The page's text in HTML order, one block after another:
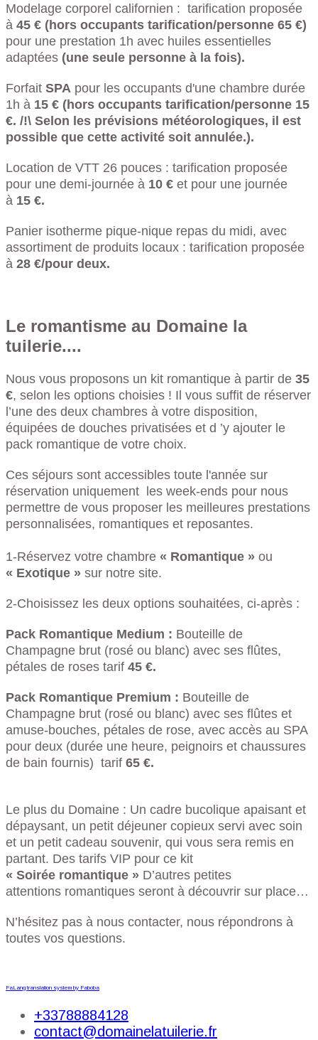
Modelage corporel californien : tarification proposée
à 45 € (hors occupants tarification/personne 65 €)
pour une prestation 1h avec huiles essentielles
adaptées (une seule personne à la fois).
Forfait SPA pour les occupants d'une chambre durée
1h à 15 € (hors occupants tarification/personne 15
€. /!\ Selon les prévisions météorologiques, il est
possible que cette activité soit annulée.).
Location de VTT 26 pouces : tarification proposée
pour une demi-journée à 10 € et pour une journée
à 15 €.
Panier isotherme pique-nique repas du midi, avec
assortiment de produits locaux : tarification proposée
à 28 €/pour deux.
Le romantisme au Domaine la
tuilerie....
Nous vous proposons un kit romantique à partir de 35
€, selon les options choisies ! Il vous suffit de réserver
l’une des deux chambres à votre disposition,
équipées de douches privatisées et d ’y ajouter le
pack romantique de votre choix.
Ces séjours sont accessibles toute l'année sur
réservation uniquement les week-ends pour nous
permettre de vous proposer les meilleures prestations
personnalisées, romantiques et reposantes.
1-Réservez votre chambre « Romantique » ou
« Exotique » sur notre site.
2-Choisissez les deux options souhaitées, ci-après :
Pack Romantique Medium : Bouteille de
Champagne brut (rosé ou blanc) avec ses flûtes,
pétales de roses tarif 45 €.
Pack Romantique Premium : Bouteille de
Champagne brut (rosé ou blanc) avec ses flûtes et
amuse-bouches, pétales de rose, avec accès au SPA
pour deux (durée une heure, peignoirs et chaussures
de bain fournis) tarif 65 €.
Le plus du Domaine : Un cadre bucolique apaisant et
dépaysant, un petit déjeuner copieux servi avec soin
et un petit cadeau souvenir, qui vous sera remis en
partant. Des tarifs VIP pour ce kit
« Soirée romantique » D’autres petites
attentions romantiques seront à découvrir sur place…
N’hésitez pas à nous contacter, nous répondrons à
toutes vos questions.
FaLang translation system by Faboba
+33788884128
contact@domainelatuilerie.fr